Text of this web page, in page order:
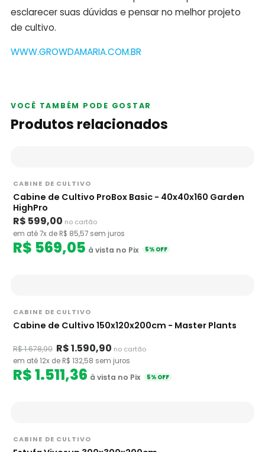
esclarecer suas dúvidas e pensar no melhor projeto
de cultivo.
WWW.GROWDAMARIA.COM.BR
VOCÊ TAMBÉM PODE GOSTAR
Produtos relacionados
CABINE DE CULTIVO
Cabine de Cultivo ProBox Basic - 40x40x160 Garden
HighPro
R$ 599,00 no cartão
em até 7x de R$ 85,57 sem juros
R$ 569,05 à vista no Pix 5% OFF
CABINE DE CULTIVO
Cabine de Cultivo 150x120x200cm - Master Plants
R$ 1.678,90 R$ 1.590,90 no cartão
em até 12x de R$ 132,58 sem juros
R$ 1.511,36 à vista no Pix 5% OFF
CABINE DE CULTIVO